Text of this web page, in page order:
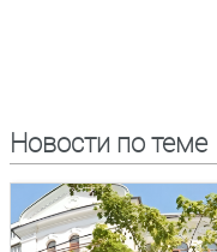
Новости по теме